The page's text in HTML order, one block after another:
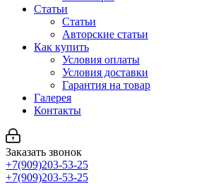
Статьи
Статьи
Авторские статьи
Как купить
Условия оплаты
Условия доставки
Гарантия на товар
Галерея
Контакты
Заказать звонок
+7(909)203-53-25
+7(909)203-53-25